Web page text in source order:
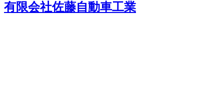
有限会社佐藤自動車工業